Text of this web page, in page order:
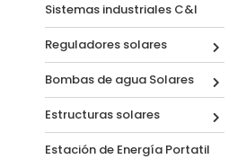
Sistemas industriales C&I
Reguladores solares
Bombas de agua Solares
Estructuras solares
Estación de Energía Portatil